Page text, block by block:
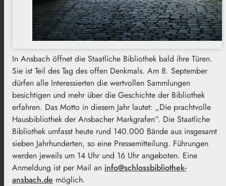
In Ansbach öffnet die Staatliche Bibliothek bald ihre Türen.
Sie ist Teil des Tag des offen Denkmals. Am 8. September
dürfen alle Interessierten die wertvollen Sammlungen
besichtigen und mehr über die Geschichte der Bibliothek
erfahren. Das Motto in diesem Jahr lautet: „Die prachtvolle
Hausbibliothek der Ansbacher Markgrafen“. Die Staatliche
Bibliothek umfasst heute rund 140.000 Bände aus insgesamt
sieben Jahrhunderten, so eine Pressemitteilung. Führungen
werden jeweils um 14 Uhr und 16 Uhr angeboten. Eine
Anmeldung ist per Mail an info@schlossbibliothek-
ansbach.de möglich.